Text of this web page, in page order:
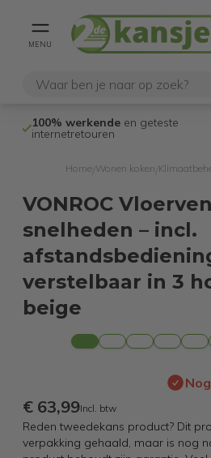
MENU
100% werkende en geteste
internetretouren
Home Wonen koken
VONROC
snelheden – incl.
verstelbaar in 3
beige
€ 63,99Incl. btw
Reden tweedekans product? Dit
verpakking gehaald, maar is nog